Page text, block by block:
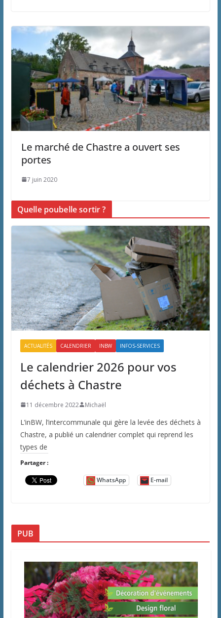
Le marché de Chastre a ouvert ses
portes
7 juin 2020
Quelle poubelle sortir ?
ACTUALITÉS CALENDRIER INBW INFOS-SERVICES
Le calendrier 2026 pour vos
déchets à Chastre
11 décembre 2022 Michaël
L’inBW, l’intercommunale qui gère la levée des déchets à
Chastre, a publié un calendrier complet qui reprend les
types de
Partager :
WhatsApp E-mail
PUB